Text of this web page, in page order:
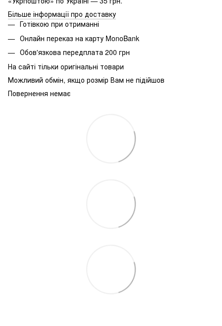
Більше інформації про доставку
Готівкою при отриманні
Онлайн переказ на карту MonoBank
Обов'язкова передплата 200 грн
На сайті тільки оригінальні товари
Можливий обмін, якщо розмір Вам не підійшов
Повернення немає